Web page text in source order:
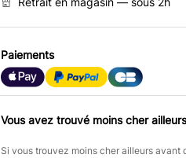
Paiements
Vous avez trouvé moins cher
Si vous trouvez moins cher ailleurs avant